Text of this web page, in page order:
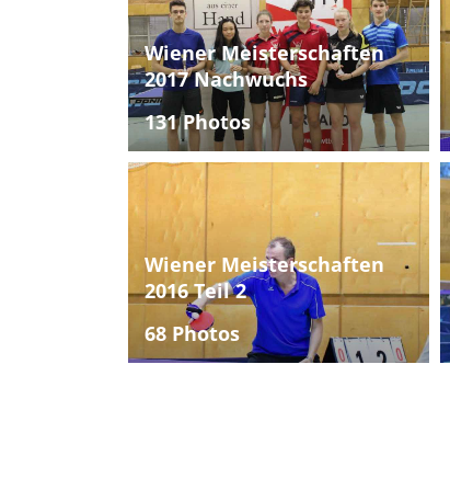
Wiener Meisterschaften
2017 Nachwuchs
131 Photos
Wiener Meisterschaften
2016 Teil 2
68 Photos